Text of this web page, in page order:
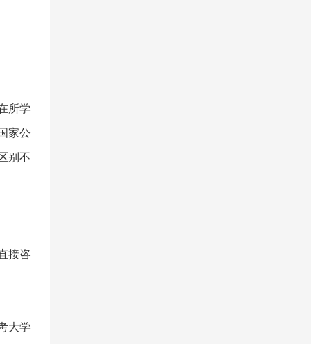
所学
家公
别不
接咨
大学